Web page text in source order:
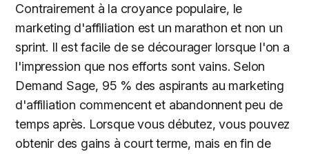
Contrairement à la croyance populaire, le
marketing d'affiliation est un marathon et non un
sprint. Il est facile de se décourager lorsque l'on a
l'impression que nos efforts sont vains. Selon
Demand Sage, 95 % des aspirants au marketing
d'affiliation commencent et abandonnent peu de
temps après. Lorsque vous débutez, vous pouvez
obtenir des gains à court terme, mais en fin de